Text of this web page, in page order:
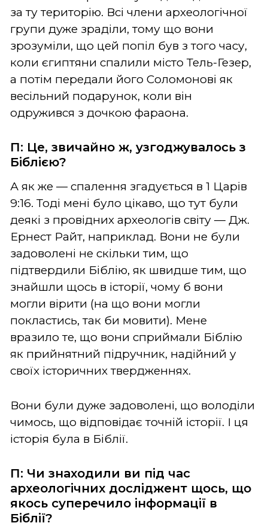
за ту територію. Всі члени археологічної
групи дуже зраділи, тому що вони
зрозуміли, що цей попіл був з того часу,
коли єгиптяни спалили місто Тель-Гезер,
а потім передали його Соломонові як
весільний подарунок, коли він
одружився з дочкою фараона.
П: Це, звичайно ж, узгоджувалось з
Біблією?
А як же — спалення згадується в 1 Царів
9:16. Тоді мені було цікаво, що тут були
деякі з провідних археологів світу — Дж.
Ернест Райт, наприклад. Вони не були
задоволені не скільки тим, що
підтвердили Біблію, як швидше тим, що
знайшли щось в історії, чому б вони
могли вірити (на що вони могли
покластись, так би мовити). Мене
вразило те, що вони сприймали Біблію
як прийнятний підручник, надійний у
своїх історичних твердженнях.
Вони були дуже задоволені, що володіли
чимось, що відповідає точній історії. І ця
історія була в Біблії.
П: Чи знаходили ви під час
археологічних досліджент щось, що
якось суперечило інформації в
Біблії?